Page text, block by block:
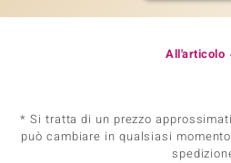
All'articolo
* Si tratta di un prezzo
può cambiare in qualsiasi